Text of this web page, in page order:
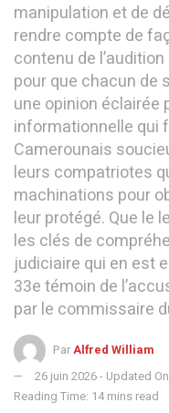
manipulation et de
rendre compte de
contenu de
pour que chacun de
une opinion éclairée
informationnelle qui
Camerounais
leurs compatriotes
machinations pour
leur protégé. Que le
les clés de
judiciaire qui en est
33e témoin de
par le commissaire
ParAlfred William
26 juin 2026 - Updated
Reading Time: 14 mins read